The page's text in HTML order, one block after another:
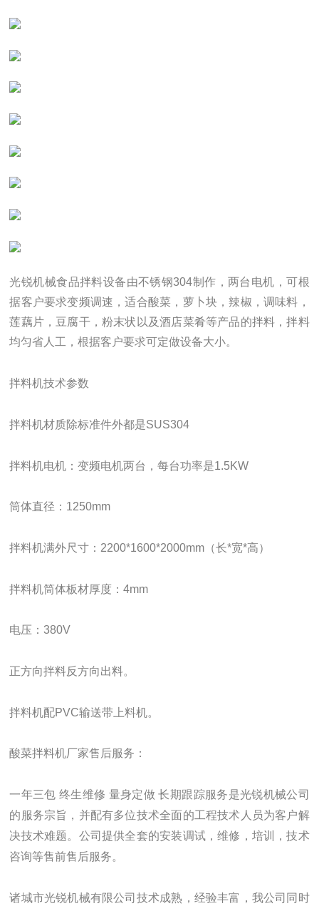
光锐机械食品拌料设备由不锈钢304制作，两台电机，可根
据客户要求变频调速，适合酸菜，萝卜块，辣椒，调味料，
莲藕片，豆腐干，粉末状以及酒店菜肴等产品的拌料，拌料
均匀省人工，根据客户要求可定做设备大小。
拌料机技术参数
拌料机材质除标准件外都是SUS304
拌料机电机：变频电机两台，每台功率是1.5KW
筒体直径：1250mm
拌料机满外尺寸：2200*1600*2000mm（长*宽*高）
拌料机筒体板材厚度：4mm
电压：380V
正方向拌料反方向出料。
拌料机配PVC输送带上料机。
酸菜拌料机厂家售后服务：
一年三包 终生维修 量身定做 长期跟踪服务是光锐机械公司
的服务宗旨，并配有多位技术全面的工程技术人员为客户解
决技术难题。公司提供全套的安装调试，维修，培训，技术
咨询等售前售后服务。
诸城市光锐机械有限公司技术成熟，经验丰富，我公司同时